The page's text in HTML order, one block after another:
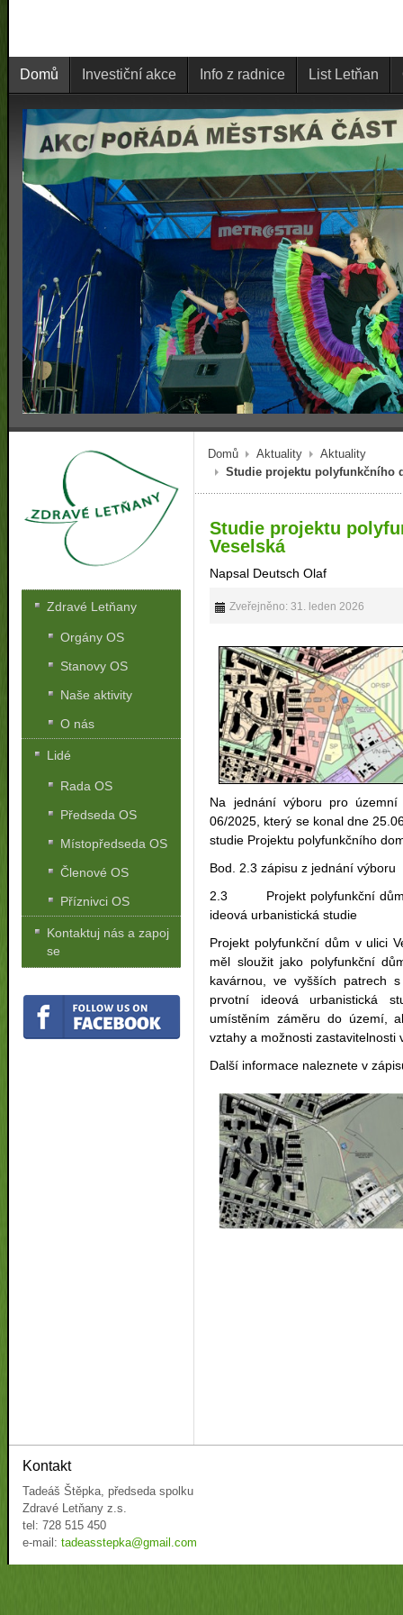
Domů Investiční akce Info z radnice List Letňan
Domů Aktuality
Aktuality
Studie projektu polyfunkčního
Studie projektu
Veselská
Napsal Deutsch Olaf
Zveřejněno: 31. leden 2026
Na jednání výboru pro
06/2025, který se konal dne
studie Projektu polyfunkčního
Bod. 2.3 zápisu z jednání výboru
2.3 Projekt polyfunkční dům
ideová urbanistická studie
Projekt polyfunkční dům v ulici
měl sloužit jako polyfunkční
kavárnou, ve vyšších patrech
prvotní ideová urbanistická
umístěním záměru do území,
vztahy a možnosti zastavitelnosti
Další informace naleznete v
Zdravé Letňany
Orgány OS
Stanovy OS
Naše aktivity
O nás
Lidé
Rada OS
Předseda OS
Místopředseda OS
Členové OS
Příznivci OS
Kontaktuj nás a zapoj
se
Kontakt
Tadeáš Štěpka, předseda spolku
Zdravé Letňany z.s.
tel: 728 515 450
e-mail: tadeasstepka@gmail.com